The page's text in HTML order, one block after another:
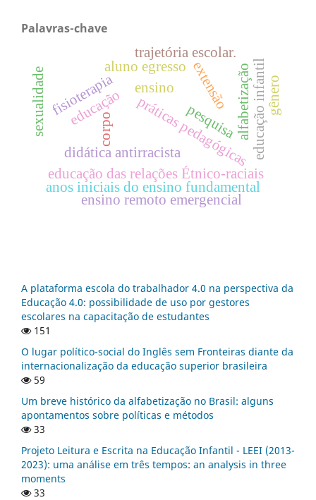
Palavras-chave
educação
corpo
ensino
pesquisa
extensão
práticas pedagógicas
didática antirracista
educação das relações Étnico-raciais
educação infantil
anos iniciais do ensino fundamental
trajetória escolar.
aluno egresso
fisioterapia alfabetização
ensino remoto emergencial
gênero
sexualidade
A plataforma escola do trabalhador 4.0 na perspectiva da
Educação 4.0: possibilidade de uso por gestores
escolares na capacitação de estudantes
151
O lugar político-social do Inglês sem Fronteiras diante da
internacionalização da educação superior brasileira
59
Um breve histórico da alfabetização no Brasil: alguns
apontamentos sobre políticas e métodos
33
Projeto Leitura e Escrita na Educação Infantil - LEEI (2013-
2023): uma análise em três tempos: an analysis in three
moments
33